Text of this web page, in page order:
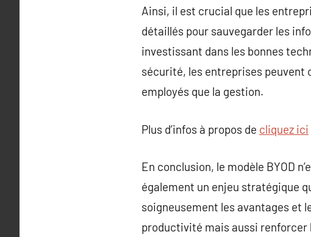
Ainsi, il est crucial que les
détaillés pour sauvegarder les
investissant dans les bonnes
sécurité, les entreprises
employés que la gestion.
Plus d’infos à propos de cliquez ici
En conclusion, le modèle BYOD
également un enjeu stratégique
soigneusement les avantages et
productivité mais aussi